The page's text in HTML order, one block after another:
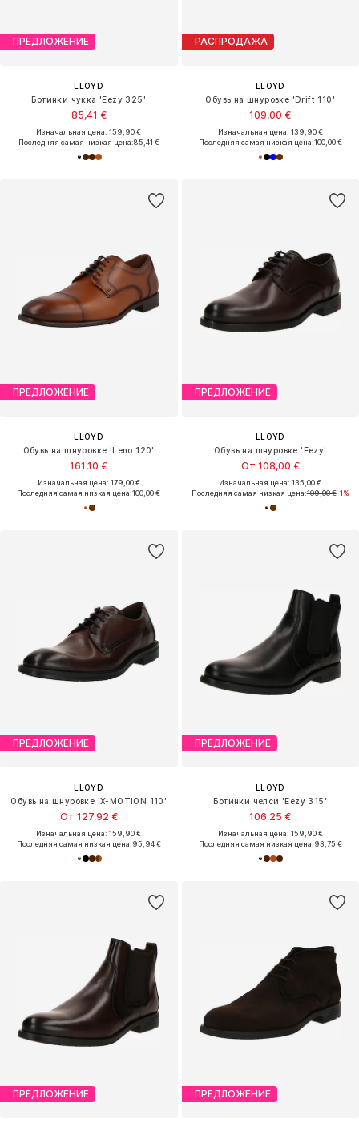
ПРЕДЛОЖЕНИЕ
LLOYD
Ботинки чукка 'Eezy 325'
85,41 €
Изначальная цена: 159,90 €
Последняя самая низкая цена:85,41 €
РАСПРОДАЖА
LLOYD
Обувь на шнуровке 'Drift 110'
109,00 €
Изначальная цена: 139,90 €
Последняя самая низкая цена:100,00 €
ПРЕДЛОЖЕНИЕ
LLOYD
Обувь на шнуровке 'Leno 120'
161,10 €
Изначальная цена: 179,00 €
Последняя самая низкая цена:100,00 €
ПРЕДЛОЖЕНИЕ
LLOYD
Обувь на шнуровке 'Eezy'
От 108,00 €
Изначальная цена: 135,00 €
Последняя самая низкая цена:109,00 €-1%
ПРЕДЛОЖЕНИЕ
LLOYD
Обувь на шнуровке 'X-MOTION 110'
От 127,92 €
Изначальная цена: 159,90 €
Последняя самая низкая цена:95,94 €
ПРЕДЛОЖЕНИЕ
LLOYD
Ботинки челси 'Eezy 315'
106,25 €
Изначальная цена: 159,90 €
Последняя самая низкая цена:93,75 €
ПРЕДЛОЖЕНИЕ ПРЕДЛОЖЕНИЕ